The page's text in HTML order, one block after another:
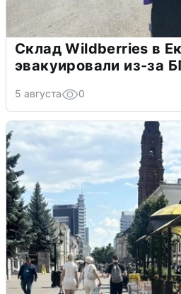
Склад Wildberries в
эвакуировали из-за
5 августа 0